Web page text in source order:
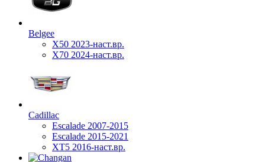
Belgee
X50 2023-наст.вр.
X70 2024-наст.вр.
Cadillac
Escalade 2007-2015
Escalade 2015-2021
XT5 2016-наст.вр.